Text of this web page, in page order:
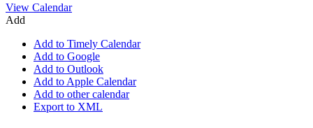
View Calendar
Add
Add to Timely Calendar
Add to Google
Add to Outlook
Add to Apple Calendar
Add to other calendar
Export to XML